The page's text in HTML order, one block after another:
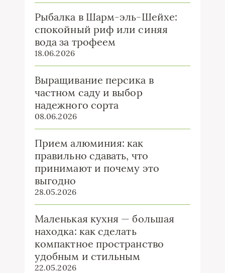
Рыбалка в Шарм-эль-Шейхе:
спокойный риф или синяя
вода за трофеем
18.06.2026
Выращивание персика в
частном саду и выбор
надежного сорта
08.06.2026
Прием алюминия: как
правильно сдавать, что
принимают и почему это
выгодно
28.05.2026
Маленькая кухня — большая
находка: как сделать
компактное пространство
удобным и стильным
22.05.2026